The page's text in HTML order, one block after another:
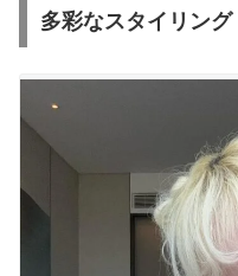
多彩なスタイリング